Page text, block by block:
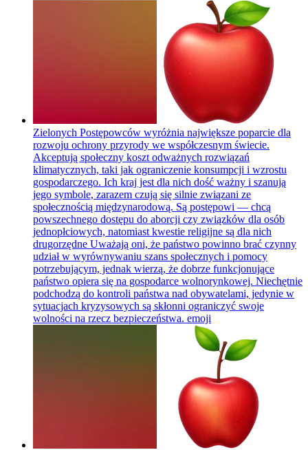
Zielonych Postępowców wyróżnia największe poparcie dla
rozwoju ochrony przyrody we współczesnym świecie.
Akceptują społeczny koszt odważnych rozwiązań
klimatycznych, taki jak ograniczenie konsumpcji i wzrostu
gospodarczego. Ich kraj jest dla nich dość ważny i szanują
jego symbole, zarazem czują się silnie związani ze
społecznością międzynarodową. Są postępowi — chcą
powszechnego dostępu do aborcji czy związków dla osób
jednopłciowych, natomiast kwestie religijne są dla nich
drugorzędne Uważają oni, że państwo powinno brać czynny
udział w wyrównywaniu szans społecznych i pomocy
potrzebującym, jednak wierzą, że dobrze funkcjonujące
państwo opiera się na gospodarce wolnorynkowej. Niechętnie
podchodzą do kontroli państwa nad obywatelami, jedynie w
sytuacjach kryzysowych są skłonni ograniczyć swoje
wolności na rzecz bezpieczeństwa. emoji